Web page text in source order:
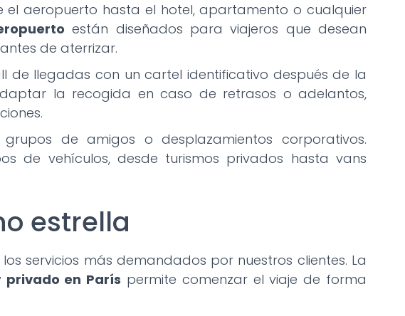
aeropuerto hasta el hotel, apartamento o cualquier
están diseñados para viajeros que desean
de aterrizar.
de llegadas con un cartel identificativo después de la
la recogida en caso de retrasos o adelantos,
de amigos o desplazamientos corporativos.
de vehículos, desde turismos privados hasta vans
estrella
servicios más demandados por nuestros clientes. La
privado en París permite comenzar el viaje de forma